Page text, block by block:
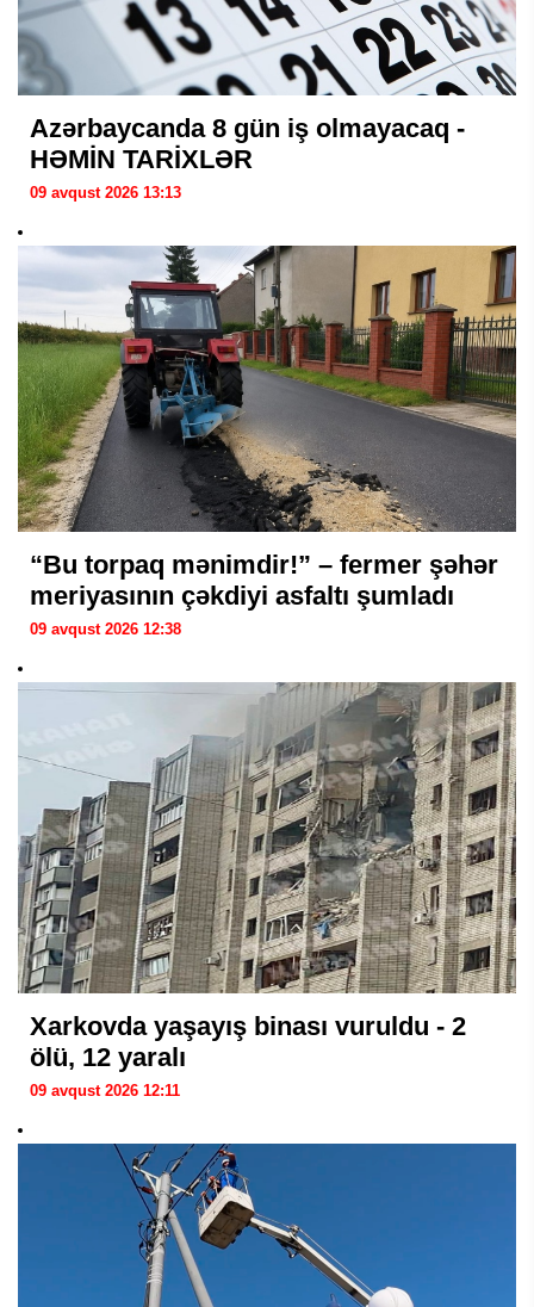
Azərbaycanda 8 gün iş olmayacaq -
HƏMİN TARİXLƏR
09 avqust 2026 13:13
“Bu torpaq mənimdir!” – fermer şəhər
meriyasının çəkdiyi asfaltı şumladı
09 avqust 2026 12:38
Xarkovda yaşayış binası vuruldu - 2
ölü, 12 yaralı
09 avqust 2026 12:11